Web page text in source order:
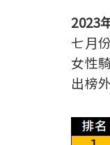
2023
七月
女性
出榜